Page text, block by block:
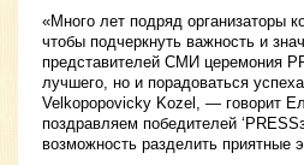
«Много лет подряд организаторы
чтобы подчеркнуть важность и
представителей СМИ церемония
лучшего, но и порадоваться
Velkopopovicky Kozel, — говорит
поздравляем победителей
возможность разделить приятные